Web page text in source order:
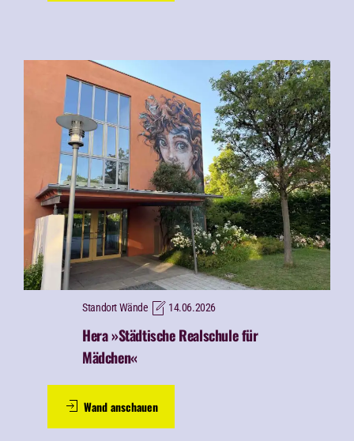
Standort Wände 14.06.2026
Hera »Städtische Realschule für
Mädchen«
Wand anschauen